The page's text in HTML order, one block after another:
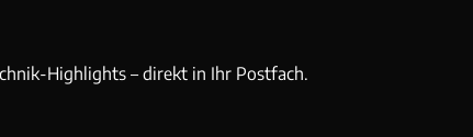
Highlights – direkt in Ihr Postfach.